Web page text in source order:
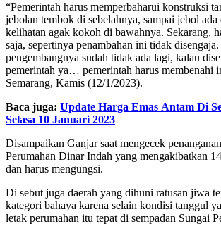
“Pemerintah harus memperbaharui konstruksi
jebolan tembok di sebelahnya, sampai jebol
kelihatan agak kokoh di bawahnya. Sekarang,
saja, sepertinya penambahan ini tidak
pengembangnya sudah tidak ada lagi, kalau
pemerintah ya… pemerintah harus membenahi
Semarang, Kamis (12/1/2023).
Baca juga: Update Harga Emas Antam Di
Selasa 10 Januari 2023
Disampaikan Ganjar saat mengecek
Perumahan Dinar Indah yang mengakibatkan
dan harus mengungsi.
Di sebut juga daerah yang dihuni ratusan jiwa
kategori bahaya karena selain kondisi tanggul
letak perumahan itu tepat di sempadan Sungai